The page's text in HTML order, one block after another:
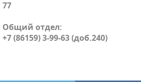
77
Общий отдел:
+7 (86159) 3-99-63 (доб.240)